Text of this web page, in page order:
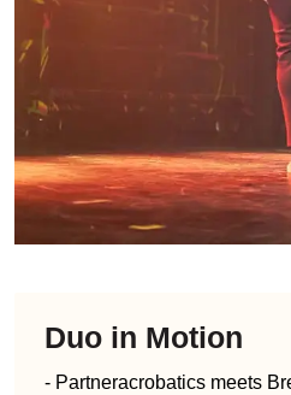
Duo in Motion
- Partneracrobatics meets